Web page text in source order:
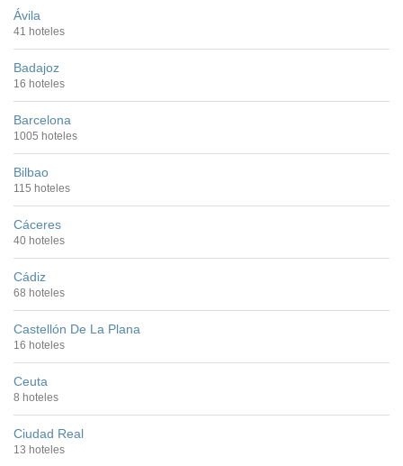
Ávila
41 hoteles
Badajoz
16 hoteles
Barcelona
1005 hoteles
Bilbao
115 hoteles
Cáceres
40 hoteles
Cádiz
68 hoteles
Castellón De La Plana
16 hoteles
Ceuta
8 hoteles
Ciudad Real
13 hoteles